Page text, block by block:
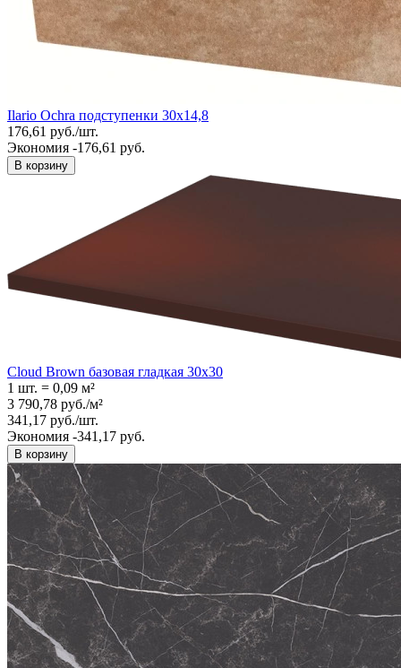
Ilario Ochra подступенки 30х14,8
176,61 руб./шт.
Экономия -176,61 руб.
В корзину
Cloud Brown базовая гладкая 30x30
1 шт. = 0,09 м²
3 790,78 руб./м²
341,17 руб./шт.
Экономия -341,17 руб.
В корзину